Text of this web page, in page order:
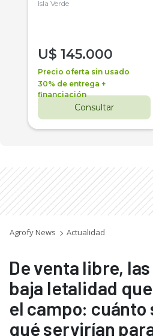
Isla Verde
U$ 145.000
Precio oferta sin usado
30% de entrega +
financiación
Consultar
Agrofy News Actualidad
De venta libre,
baja letalidad
el campo: cuánto
qué servirían